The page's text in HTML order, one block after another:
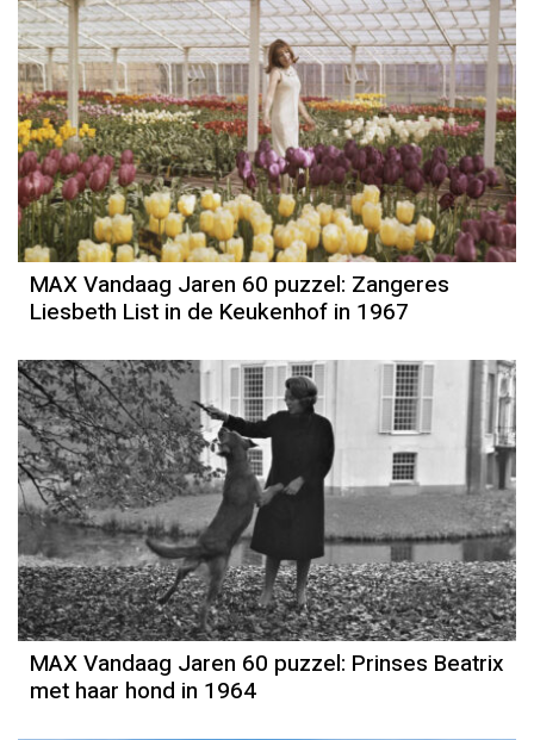
MAX Vandaag Jaren 60 puzzel: Zangeres
Liesbeth List in de Keukenhof in 1967
MAX Vandaag Jaren 60 puzzel: Prinses Beatrix
met haar hond in 1964